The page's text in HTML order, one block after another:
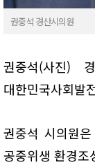
권중석 경산시의원
권중석(사진)
대한민국사회발
권중석 시의원
공중위생 환경